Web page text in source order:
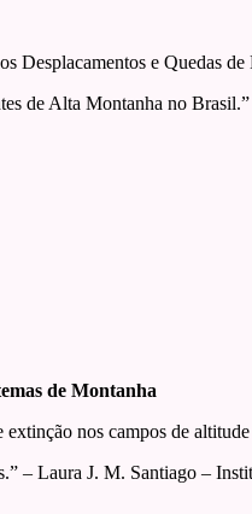
Desplacamentos e Quedas
de Alta Montanha no
de Montanha
extinção nos campos de
– Laura J. M. Santiago –